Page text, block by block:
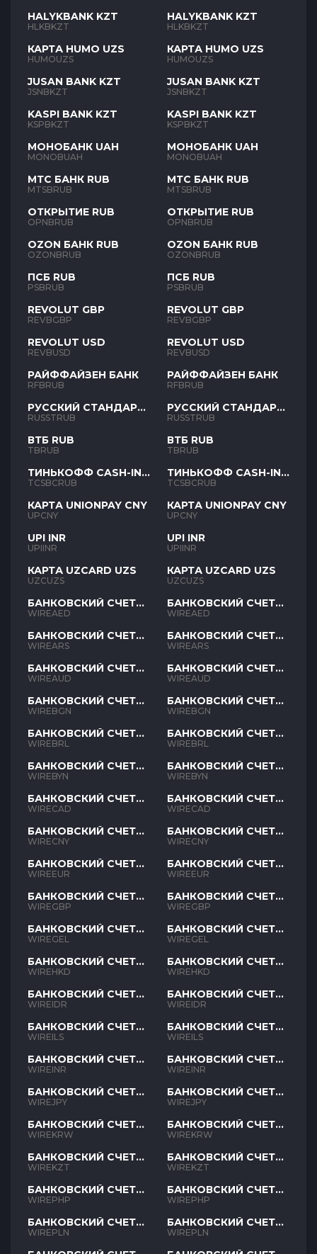
HALYKBANK KZT
HLKBKZT
КАРТА HUMO UZS
HUMOUZS
JUSAN BANK KZT
JSNBKZT
KASPI BANK KZT
KSPBKZT
МОНОБАНК UAH
MONOBUAH
МТС БАНК RUB
MTSBRUB
ОТКРЫТИЕ RUB
OPNBRUB
OZON БАНК RUB
OZONBRUB
ПСБ RUB
PSBRUB
REVOLUT GBP
REVBGBP
REVOLUT USD
REVBUSD
РАЙФФАЙЗЕН БАНК
RFBRUB
РУССКИЙ СТАНДАРТ
RUB
RUSSTRUB
ВТБ RUB
TBRUB
ТИНЬКОФФ CASH-IN
RUB
TCSBCRUB
КАРТА UNIONPAY CNY
UPCNY
UPI INR
UPIINR
КАРТА UZCARD UZS
UZCUZS
БАНКОВСКИЙ СЧЕТ
AED
WIREAED
БАНКОВСКИЙ СЧЕТ
ARS
WIREARS
БАНКОВСКИЙ СЧЕТ
AUD
WIREAUD
БАНКОВСКИЙ СЧЕТ
BGN
WIREBGN
БАНКОВСКИЙ СЧЕТ
BRL
WIREBRL
БАНКОВСКИЙ СЧЕТ
BYN
WIREBYN
БАНКОВСКИЙ СЧЕТ
CAD
WIRECAD
БАНКОВСКИЙ СЧЕТ
CNY
WIRECNY
БАНКОВСКИЙ СЧЕТ
EUR
WIREEUR
БАНКОВСКИЙ СЧЕТ
GBP
WIREGBP
БАНКОВСКИЙ СЧЕТ
GEL
WIREGEL
БАНКОВСКИЙ СЧЕТ
HKD
WIREHKD
БАНКОВСКИЙ СЧЕТ
IDR
WIREIDR
БАНКОВСКИЙ СЧЕТ
ILS
WIREILS
БАНКОВСКИЙ СЧЕТ
INR
WIREINR
БАНКОВСКИЙ СЧЕТ
JPY
WIREJPY
БАНКОВСКИЙ СЧЕТ
KRW
WIREKRW
БАНКОВСКИЙ СЧЕТ
KZT
WIREKZT
БАНКОВСКИЙ СЧЕТ
PHP
WIREPHP
БАНКОВСКИЙ СЧЕТ
PLN
WIREPLN
HALYKBANK KZT
HLKBKZT
КАРТА HUMO UZS
HUMOUZS
JUSAN BANK KZT
JSNBKZT
KASPI BANK KZT
KSPBKZT
МОНОБАНК UAH
MONOBUAH
МТС БАНК RUB
MTSBRUB
ОТКРЫТИЕ RUB
OPNBRUB
OZON БАНК RUB
OZONBRUB
ПСБ RUB
PSBRUB
REVOLUT GBP
REVBGBP
REVOLUT USD
REVBUSD
РАЙФФАЙЗЕН БАНК
RFBRUB
РУССКИЙ СТАНДАРТ
RUB
RUSSTRUB
ВТБ RUB
TBRUB
ТИНЬКОФФ CASH-IN
RUB
TCSBCRUB
КАРТА UNIONPAY CNY
UPCNY
UPI INR
UPIINR
КАРТА UZCARD UZS
UZCUZS
БАНКОВСКИЙ СЧЕТ
AED
WIREAED
БАНКОВСКИЙ СЧЕТ
ARS
WIREARS
БАНКОВСКИЙ СЧЕТ
AUD
WIREAUD
БАНКОВСКИЙ СЧЕТ
BGN
WIREBGN
БАНКОВСКИЙ СЧЕТ
BRL
WIREBRL
БАНКОВСКИЙ СЧЕТ
BYN
WIREBYN
БАНКОВСКИЙ СЧЕТ
CAD
WIRECAD
БАНКОВСКИЙ СЧЕТ
CNY
WIRECNY
БАНКОВСКИЙ СЧЕТ
EUR
WIREEUR
БАНКОВСКИЙ СЧЕТ
GBP
WIREGBP
БАНКОВСКИЙ СЧЕТ
GEL
WIREGEL
БАНКОВСКИЙ СЧЕТ
HKD
WIREHKD
БАНКОВСКИЙ СЧЕТ
IDR
WIREIDR
БАНКОВСКИЙ СЧЕТ
ILS
WIREILS
БАНКОВСКИЙ СЧЕТ
INR
WIREINR
БАНКОВСКИЙ СЧЕТ
JPY
WIREJPY
БАНКОВСКИЙ СЧЕТ
KRW
WIREKRW
БАНКОВСКИЙ СЧЕТ
KZT
WIREKZT
БАНКОВСКИЙ СЧЕТ
PHP
WIREPHP
БАНКОВСКИЙ СЧЕТ
PLN
WIREPLN